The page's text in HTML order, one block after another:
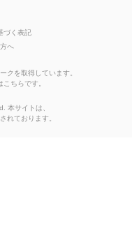
づく表記
へ
クを取得しています。
こちらです。
本サイトは、
れております。